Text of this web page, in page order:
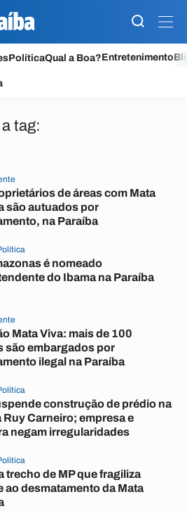
PolíticaQual a Boa?Entretenimento
tag:
de áreas com Mata
são autuados por
na Paraíba
é nomeado
do Ibama na Paraíba
Mata Viva: mais de 100
são embargados por
ilegal na Paraíba
construção de prédio na
Ruy Carneiro; empresa e
negam irregularidades
trecho de MP que fragiliza
ao desmatamento da Mata